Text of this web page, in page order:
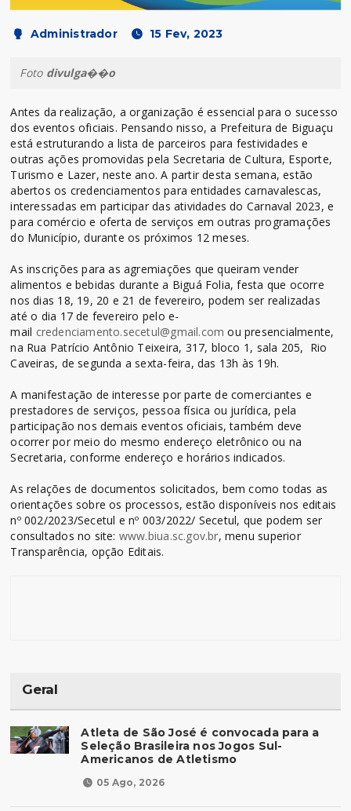
Administrador 15 Fev, 2023
Foto divulga��o
Antes da realização, a organização é essencial para o sucesso
dos eventos oficiais. Pensando nisso, a Prefeitura de Biguaçu
está estruturando a lista de parceiros para festividades e
outras ações promovidas pela Secretaria de Cultura, Esporte,
Turismo e Lazer, neste ano. A partir desta semana, estão
abertos os credenciamentos para entidades carnavalescas,
interessadas em participar das atividades do Carnaval 2023, e
para comércio e oferta de serviços em outras programações
do Município, durante os próximos 12 meses.
As inscrições para as agremiações que queiram vender
alimentos e bebidas durante a Biguá Folia, festa que ocorre
nos dias 18, 19, 20 e 21 de fevereiro, podem ser realizadas
até o dia 17 de fevereiro pelo e-
mail credenciamento.secetul@gmail.com ou presencialmente,
na Rua Patrício Antônio Teixeira, 317, bloco 1, sala 205, Rio
Caveiras, de segunda a sexta-feira, das 13h às 19h.
A manifestação de interesse por parte de comerciantes e
prestadores de serviços, pessoa física ou jurídica, pela
participação nos demais eventos oficiais, também deve
ocorrer por meio do mesmo endereço eletrônico ou na
Secretaria, conforme endereço e horários indicados.
As relações de documentos solicitados, bem como todas as
orientações sobre os processos, estão disponíveis nos editais
nº 002/2023/Secetul e nº 003/2022/ Secetul, que podem ser
consultados no site: www.biua.sc.gov.br, menu superior
Transparência, opção Editais.
Geral
Atleta de São José é convocada para a
Seleção Brasileira nos Jogos Sul-
Americanos de Atletismo
05 Ago, 2026